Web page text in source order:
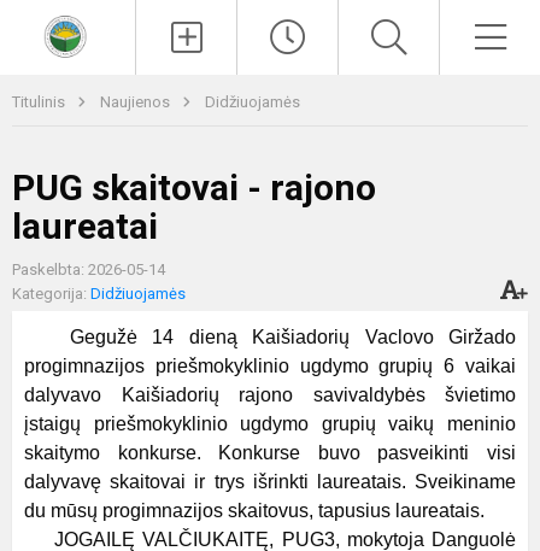
Titulinis Naujienos Didžiuojamės
PUG skaitovai - rajono
laureatai
Paskelbta: 2026-05-14
Kategorija: Didžiuojamės
Gegužė 14 dieną Kaišiadorių Vaclovo Giržado
progimnazijos priešmokyklinio ugdymo grupių 6 vaikai
dalyvavo Kaišiadorių rajono savivaldybės švietimo
įstaigų priešmokyklinio ugdymo grupių vaikų meninio
skaitymo konkurse. Konkurse buvo pasveikinti visi
dalyvavę skaitovai ir trys išrinkti laureatais. Sveikiname
du mūsų progimnazijos skaitovus, tapusius laureatais.
JOGAILĘ VALČIUKAITĘ, PUG3, mokytoja Danguolė